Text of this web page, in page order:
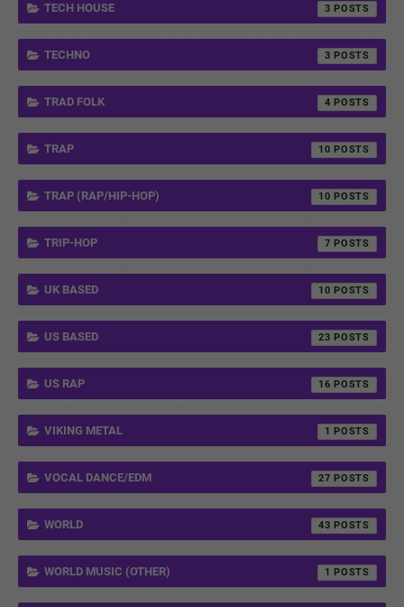
TECH HOUSE 3
TECHNO 3
TRAD FOLK 4
TRAP 10
TRAP (RAP/HIP-HOP) 10
TRIP-HOP 7
UK BASED 10
US BASED 23
US RAP 16
VIKING METAL 1
VOCAL DANCE/EDM 27
WORLD 43
WORLD MUSIC (OTHER) 1